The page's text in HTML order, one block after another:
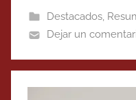
Destacados,
Dejar un